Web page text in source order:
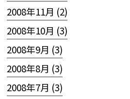
2008年11月 (2)
2008年10月 (3)
2008年9月 (3)
2008年8月 (3)
2008年7月 (3)